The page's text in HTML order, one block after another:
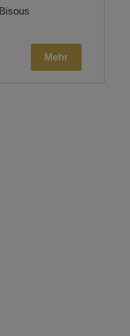
Bisous
Mehr